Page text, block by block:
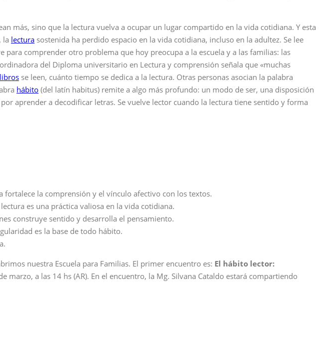
más, sino que la lectura vuelva a ocupar un lugar compartido en la vida cotidiana. Y esta
la lectura sostenida ha perdido espacio en la vida cotidiana, incluso en la adultez. Se lee
comprender otro problema que hoy preocupa a la escuela y a las familias: las
del Diploma universitario en Lectura y comprensión señala que «muchas
libros se leen, cuánto tiempo se dedica a la lectura. Otras personas asocian la palabra
hábito (del latín habitus) remite a algo más profundo: un modo de ser, una disposición
aprender a decodificar letras. Se vuelve lector cuando la lectura tiene sentido y forma
la comprensión y el vínculo afectivo con los textos.
es una práctica valiosa en la vida cotidiana.
construye sentido y desarrolla el pensamiento.
es la base de todo hábito.
nuestra Escuela para Familias. El primer encuentro es: El hábito lector:
marzo, a las 14 hs (AR). En el encuentro, la Mg. Silvana Cataldo estará compartiendo